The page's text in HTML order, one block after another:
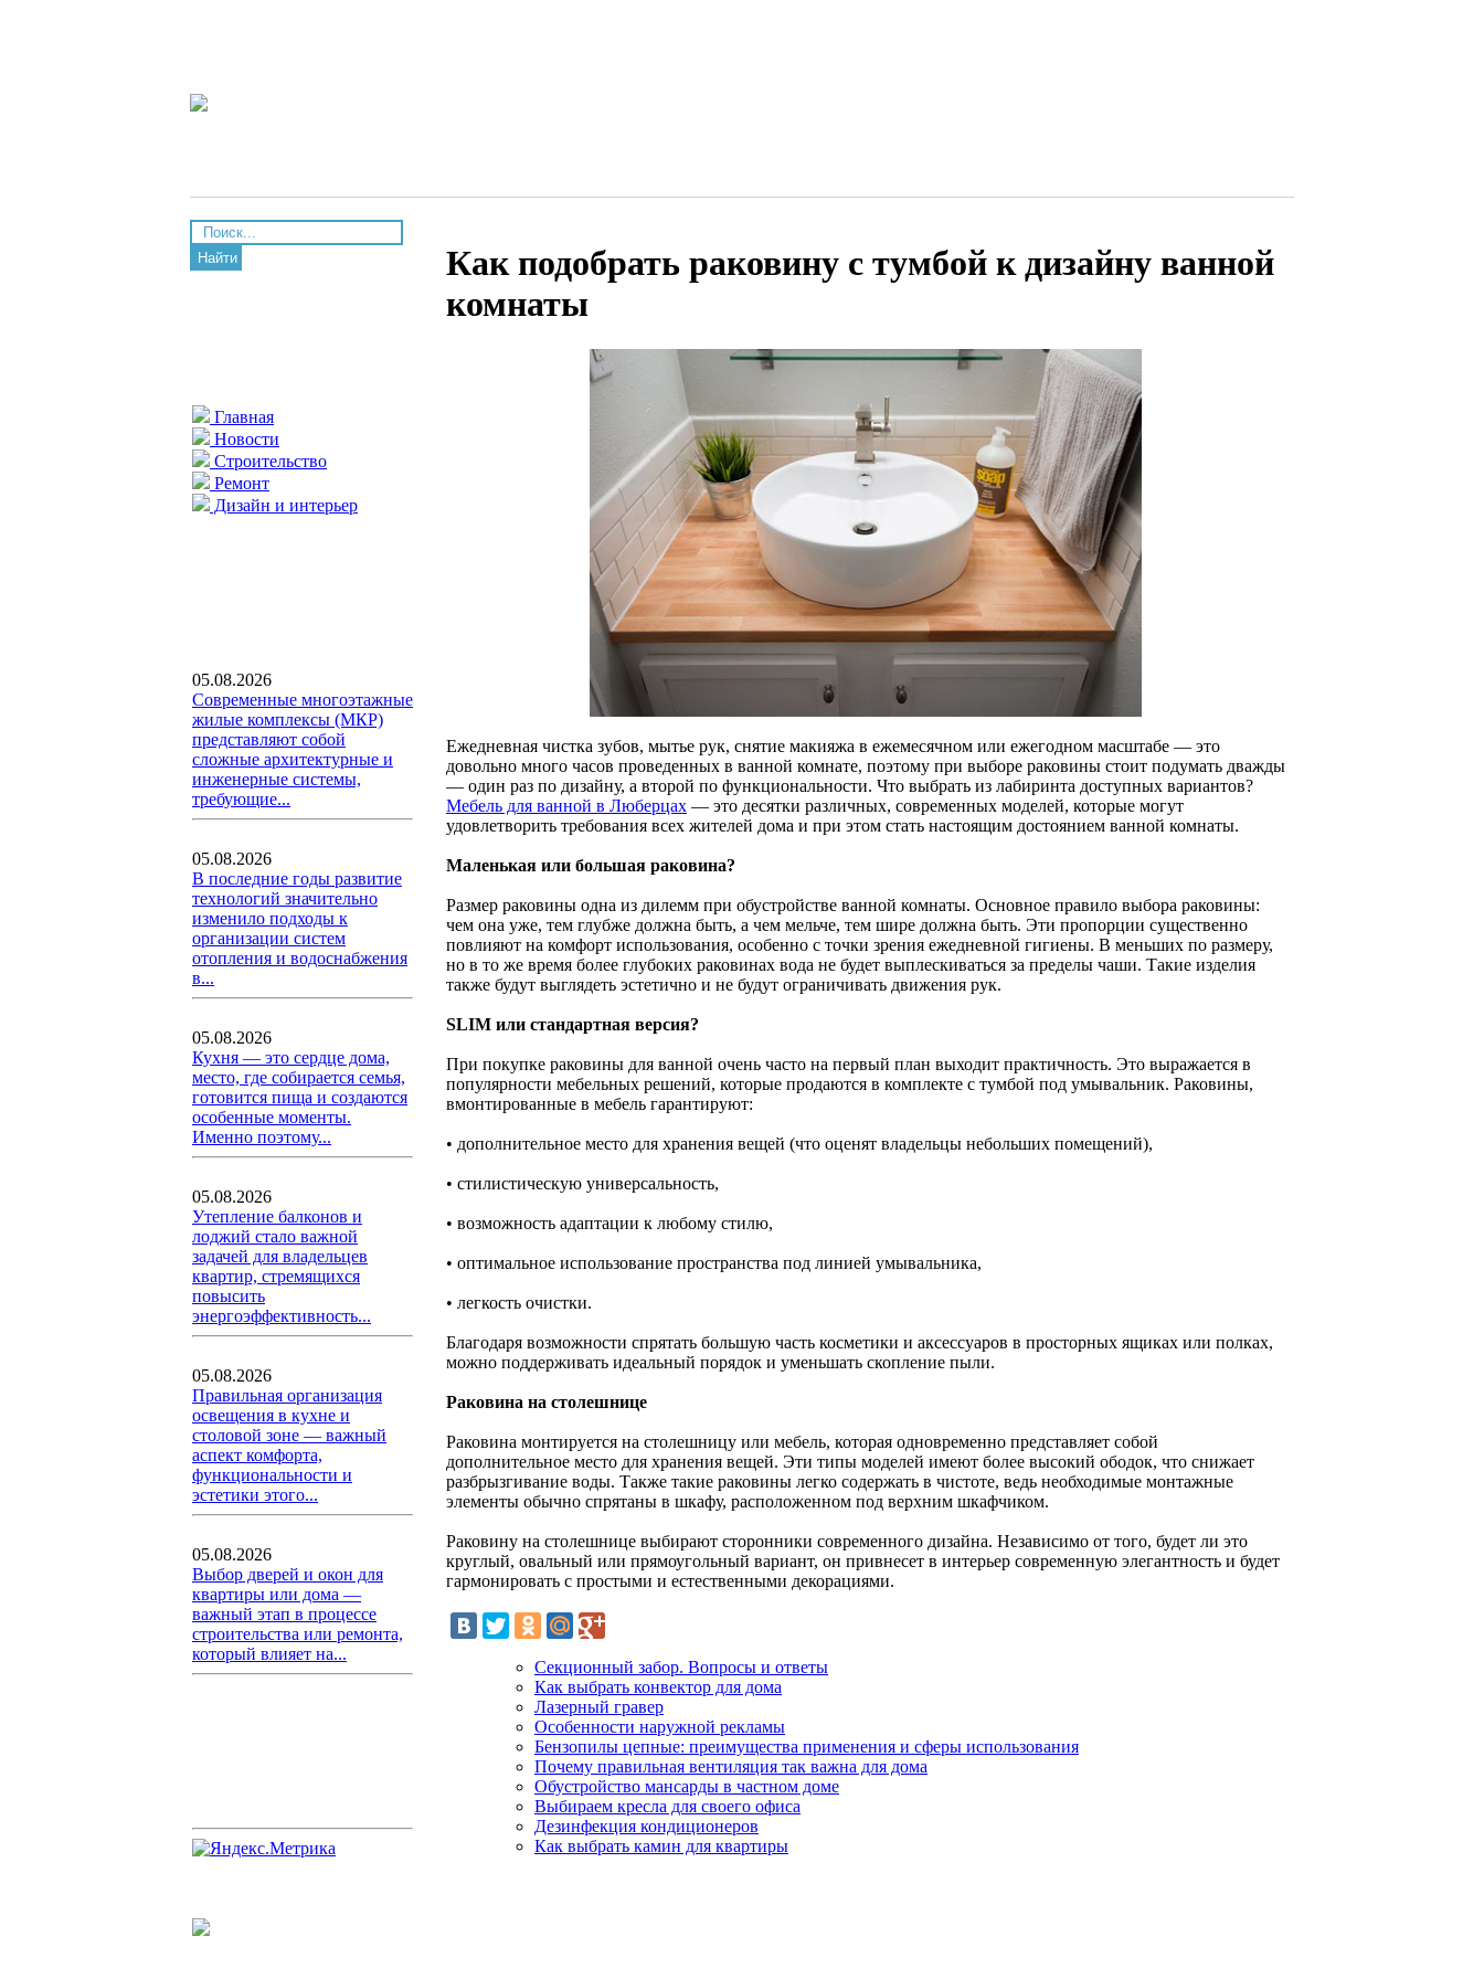
Найти
Главная
Новости
Строительство
Ремонт
Дизайн и интерьер
05.08.2026
Современные многоэтажные
жилые комплексы (МКР)
представляют собой
сложные архитектурные и
инженерные системы,
требующие...
05.08.2026
В последние годы развитие
технологий значительно
изменило подходы к
организации систем
отопления и водоснабжения
в...
05.08.2026
Кухня — это сердце дома,
место, где собирается семья,
готовится пища и создаются
особенные моменты.
Именно поэтому...
05.08.2026
Утепление балконов и
лоджий стало важной
задачей для владельцев
квартир, стремящихся
повысить
энергоэффективность...
05.08.2026
Правильная организация
освещения в кухне и
столовой зоне — важный
аспект комфорта,
функциональности и
эстетики этого...
05.08.2026
Выбор дверей и окон для
квартиры или дома —
важный этап в процессе
строительства или ремонта,
который влияет на...
Как подобрать раковину с тумбой к дизайну ванной
комнаты
Ежедневная чистка зубов, мытье рук, снятие макияжа в ежемесячном или ежегодном масштабе — это
довольно много часов проведенных в ванной комнате, поэтому при выборе раковины стоит подумать дважды
— один раз по дизайну, а второй по функциональности. Что выбрать из лабиринта доступных вариантов?
Мебель для ванной в Люберцах — это десятки различных, современных моделей, которые могут
удовлетворить требования всех жителей дома и при этом стать настоящим достоянием ванной комнаты.
Маленькая или большая раковина?
Размер раковины одна из дилемм при обустройстве ванной комнаты. Основное правило выбора раковины:
чем она уже, тем глубже должна быть, а чем мельче, тем шире должна быть. Эти пропорции существенно
повлияют на комфорт использования, особенно с точки зрения ежедневной гигиены. В меньших по размеру,
но в то же время более глубоких раковинах вода не будет выплескиваться за пределы чаши. Такие изделия
также будут выглядеть эстетично и не будут ограничивать движения рук.
SLIM или стандартная версия?
При покупке раковины для ванной очень часто на первый план выходит практичность. Это выражается в
популярности мебельных решений, которые продаются в комплекте с тумбой под умывальник. Раковины,
вмонтированные в мебель гарантируют:
• дополнительное место для хранения вещей (что оценят владельцы небольших помещений),
• стилистическую универсальность,
• возможность адаптации к любому стилю,
• оптимальное использование пространства под линией умывальника,
• легкость очистки.
Благодаря возможности спрятать большую часть косметики и аксессуаров в просторных ящиках или полках,
можно поддерживать идеальный порядок и уменьшать скопление пыли.
Раковина на столешнице
Раковина монтируется на столешницу или мебель, которая одновременно представляет собой
дополнительное место для хранения вещей. Эти типы моделей имеют более высокий ободок, что снижает
разбрызгивание воды. Также такие раковины легко содержать в чистоте, ведь необходимые монтажные
элементы обычно спрятаны в шкафу, расположенном под верхним шкафчиком.
Раковину на столешнице выбирают сторонники современного дизайна. Независимо от того, будет ли это
круглый, овальный или прямоугольный вариант, он привнесет в интерьер современную элегантность и будет
гармонировать с простыми и естественными декорациями.
Секционный забор. Вопросы и ответы
Как выбрать конвектор для дома
Лазерный гравер
Особенности наружной рекламы
Бензопилы цепные: преимущества применения и сферы использования
Почему правильная вентиляция так важна для дома
Обустройство мансарды в частном доме
Выбираем кресла для своего офиса
Дезинфекция кондиционеров
Как выбрать камин для квартиры